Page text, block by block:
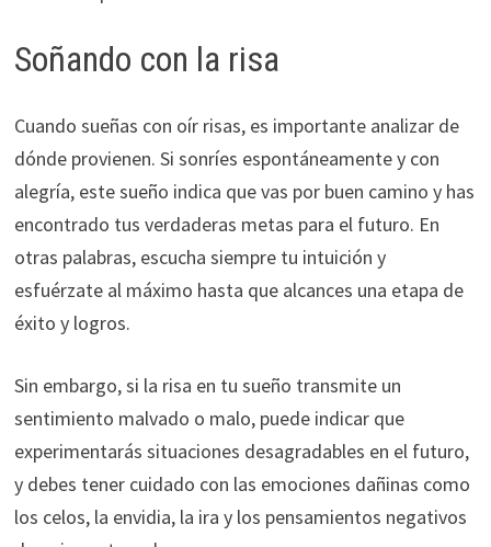
Soñando con la risa
Cuando sueñas con oír risas, es importante analizar de
dónde provienen. Si sonríes espontáneamente y con
alegría, este sueño indica que vas por buen camino y has
encontrado tus verdaderas metas para el futuro. En
otras palabras, escucha siempre tu intuición y
esfuérzate al máximo hasta que alcances una etapa de
éxito y logros.
Sin embargo, si la risa en tu sueño transmite un
sentimiento malvado o malo, puede indicar que
experimentarás situaciones desagradables en el futuro,
y debes tener cuidado con las emociones dañinas como
los celos, la envidia, la ira y los pensamientos negativos